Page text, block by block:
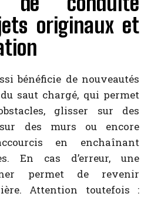
originaux et
bénéficie de nouveautés
saut chargé, qui permet
glisser sur des
des murs ou encore
en enchaînant
En cas d’erreur, une
permet de revenir
Attention toutefois :